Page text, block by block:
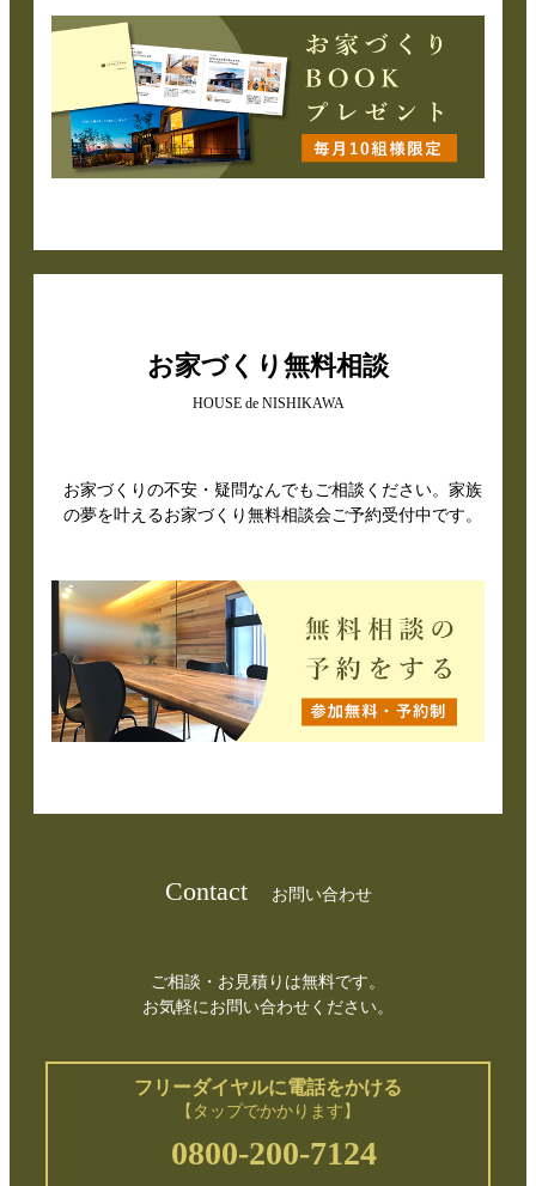
お家づくり無料相談
HOUSE de NISHIKAWA
お家づくりの不安・疑問なんでもご相談ください。家族
の夢を叶えるお家づくり無料相談会ご予約受付中です。
Contact お問い合わせ
ご相談・お見積りは無料です。
お気軽にお問い合わせください。
フリーダイヤルに電話をかける
【タップでかかります】
0800-200-7124